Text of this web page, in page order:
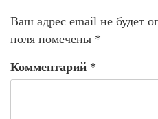
Ваш адрес email не будет
поля помечены *
Комментарий *